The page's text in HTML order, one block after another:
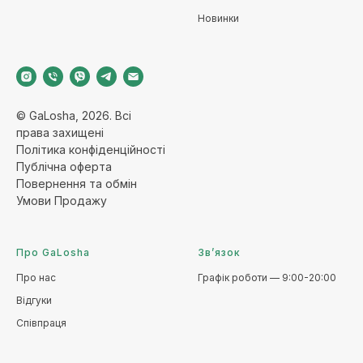
© GaLosha, 2026. Всі
права захищені
Політика конфіденційності
Публічна оферта
Повернення та обмін
Умови Продажу
Новинки
Про GaLosha
Про нас
Відгуки
Співпраця
Зв’язок
Графік роботи — 9:00-20:00